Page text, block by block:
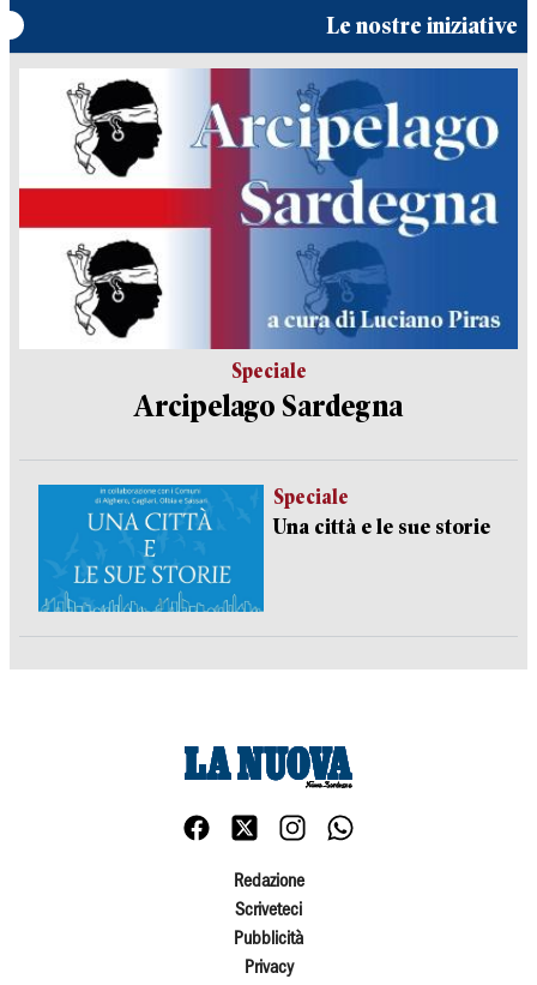
Le nostre iniziative
Speciale
Arcipelago Sardegna
Speciale
Una città e le sue storie
Redazione
Scriveteci
Pubblicità
Privacy